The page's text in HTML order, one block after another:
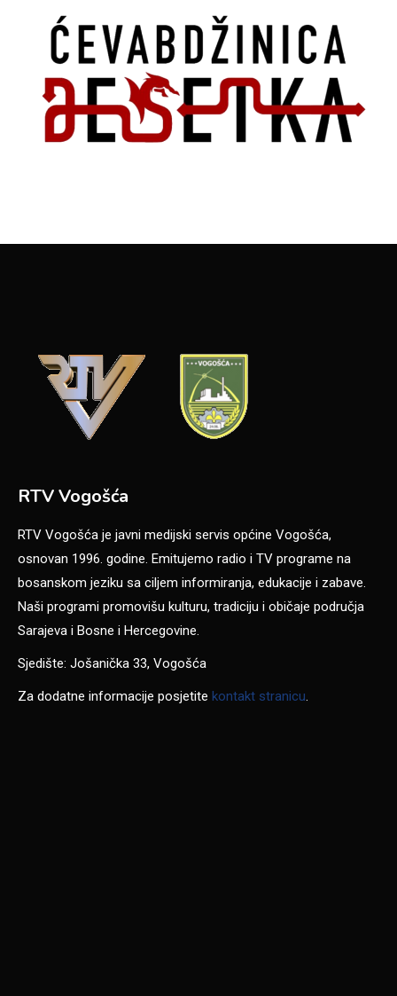
RTV Vogošća
RTV Vogošća je javni medijski servis općine Vogošća,
osnovan 1996. godine. Emitujemo radio i TV programe na
bosanskom jeziku sa ciljem informiranja, edukacije i zabave.
Naši programi promovišu kulturu, tradiciju i običaje područja
Sarajeva i Bosne i Hercegovine.
Sjedište: Jošanička 33, Vogošća
Za dodatne informacije posjetite kontakt stranicu.